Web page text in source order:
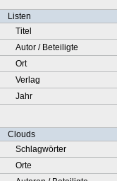
Listen
Titel
Autor / Beteiligte
Ort
Verlag
Jahr
Clouds
Schlagwörter
Orte